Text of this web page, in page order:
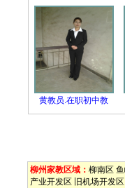
黄教员.在职初中教
柳州家教区域： 柳南区
产业开发区
旧机场开发区